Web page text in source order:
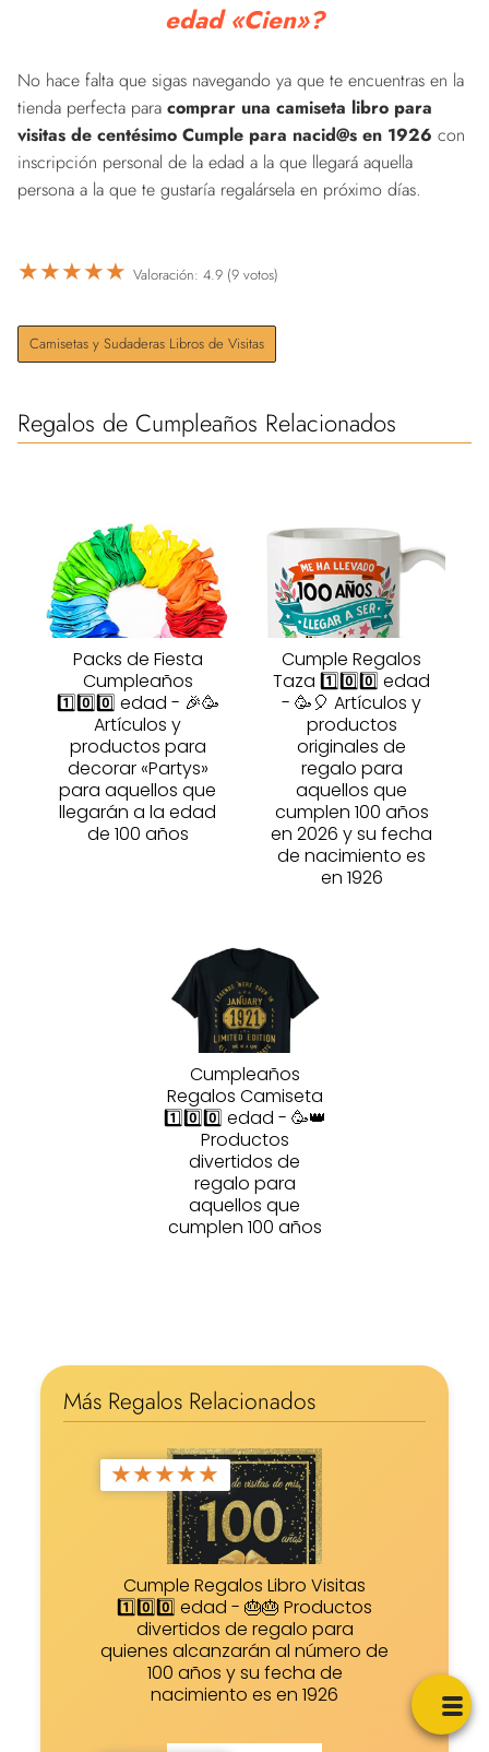
edad «Cien»?
No hace falta que sigas navegando ya que te encuentras en la
tienda perfecta para comprar una camiseta libro para
visitas de centésimo Cumple para nacid@s en 1926 con
inscripción personal de la edad a la que llegará aquella
persona a la que te gustaría regalársela en próximo días.
★★★★★ Valoración: 4.9 (9 votos)
Camisetas y Sudaderas Libros de Visitas
Regalos de Cumpleaños Relacionados
Packs de Fiesta
Cumpleaños
1️⃣0️⃣0️⃣ edad - 🎉🥳
Artículos y
productos para
decorar «Partys»
para aquellos que
llegarán a la edad
de 100 años
Cumple Regalos
Taza 1️⃣0️⃣0️⃣ edad
- 🥳🎈 Artículos y
productos
originales de
regalo para
aquellos que
cumplen 100 años
en 2026 y su fecha
de nacimiento es
en 1926
Cumpleaños
Regalos Camiseta
1️⃣0️⃣0️⃣ edad - 🥳👑
Productos
divertidos de
regalo para
aquellos que
cumplen 100 años
Más Regalos Relacionados
★★★★★
Cumple Regalos Libro Visitas
1️⃣0️⃣0️⃣ edad - 🎂🎂 Productos
divertidos de regalo para
quienes alcanzarán al número de
100 años y su fecha de
nacimiento es en 1926